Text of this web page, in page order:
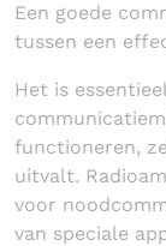
Een goede
tussen een
Het is
functioneren,
uitvalt.
voor
van speciale